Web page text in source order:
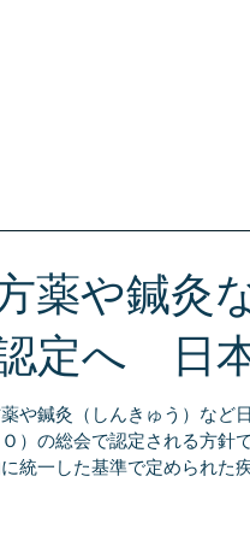
薬や鍼灸
定へ 日
薬や鍼灸（しんきゅう）な
Ｏ）の総会で認定される方針
統一した基準で定められた